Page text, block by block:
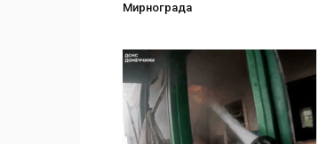
Мирнограда